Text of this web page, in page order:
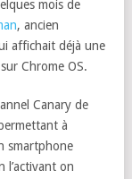
mois de
, ancien
affichait déjà une
Chrome OS.
Canary de
à
smartphone
l’activant on